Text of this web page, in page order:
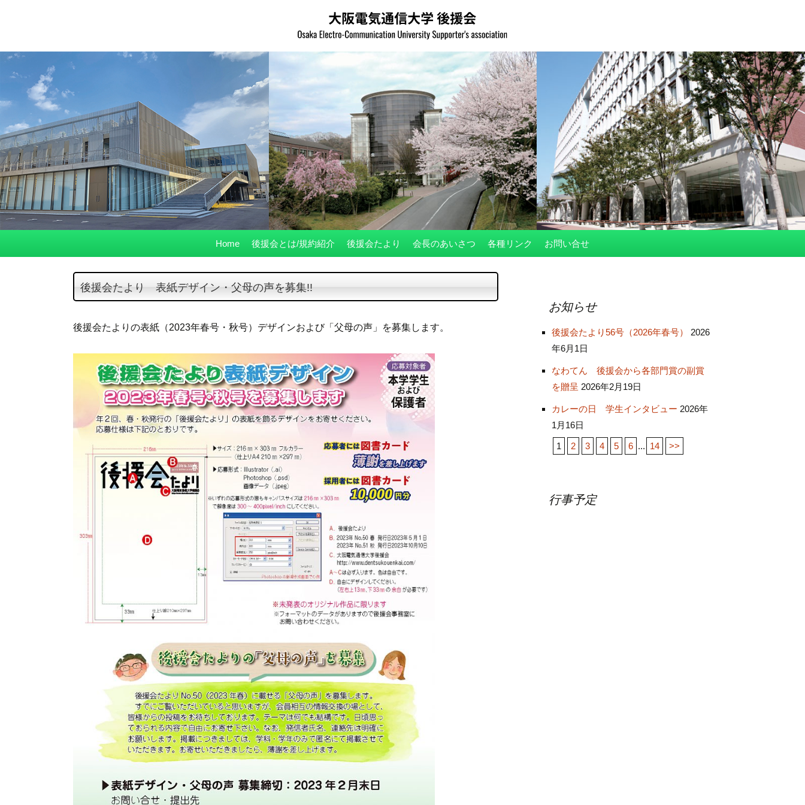
ン
Home 後援会とは/規約紹介 後援会たより 会長のあいさつ 各種リンク お問い合せ
後援会たより 表紙デザイン・父母の声を募集!!
後援会たよりの表紙（2023年春号・秋号）デザインおよび「父母の声」を募集します。
お知らせ
後援会たより56号（2026年春号）
2026
年6月1日
なわてん 後援会から各部門賞の副賞
を贈呈 2026年2月19日
カレーの日 学生インタビュー 2026年
1月16日
1 2 3 4 5 6 ... 14 >>
行事予定